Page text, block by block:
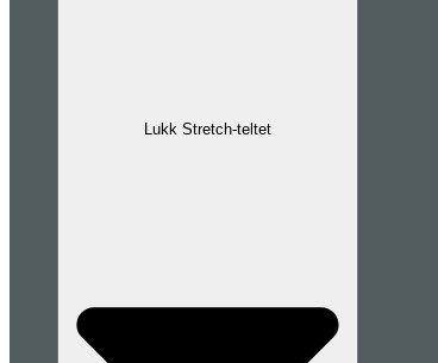
Lukk Stretch-teltet